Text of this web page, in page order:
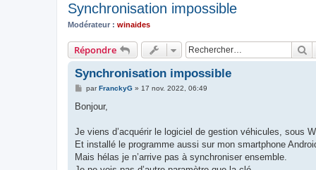
Synchronisation impossible
Modérateur : winaides
Répondre
Synchronisation impossible
M
s
g
parFranckyG» 17 nov. 2022, 06:49
Bonjour,
Je viens d’acquérir le logiciel de gestion véhicules, sous
Et installé le programme aussi sur mon smartphone
Mais hélas je n’arrive pas à synchroniser ensemble.